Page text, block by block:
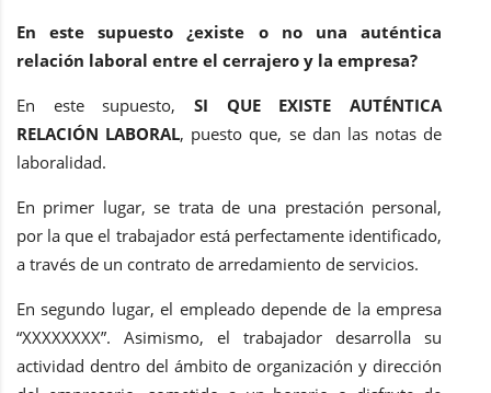
En este supuesto ¿existe o no una auténtica
relación laboral entre el cerrajero y la empresa?
En este supuesto, SI QUE EXISTE AUTÉNTICA
RELACIÓN LABORAL, puesto que, se dan las notas de
laboralidad.
En primer lugar, se trata de una prestación personal,
por la que el trabajador está perfectamente identificado,
a través de un contrato de arredamiento de servicios.
En segundo lugar, el empleado depende de la empresa
“XXXXXXXX”. Asimismo, el trabajador desarrolla su
actividad dentro del ámbito de organización y dirección